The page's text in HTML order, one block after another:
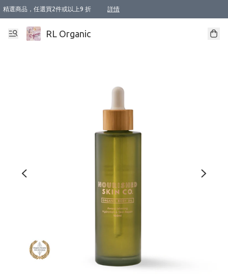
精選商品，任選買2件或以上9 折 詳情
XI周年優惠【新品自由選2件88折/3件85折】
XI周年優惠【Chakra 脈輪平衡自由選2件9折/3件85折/5件8折】
Florame 肌底自由選 2支9折 3支85折
XI周年優惠【蟲蟲退散 · 防衛結界﹞系列2件9折】
Sunki 任選2件95折
BIOFFICINA TOSCANA 任選2支9折 3支85折
Lamav 任選1件9折 2件85折
Mukti Organics 指定產品任選1件9折, 2件88折 3件85折
Intelligent Nutrients Skincare 任選2件9折
deodorant 任選2件88折
化妝品 任選2件95折
XI周年優惠【身心靈單品 任選2件9折/3件85折/5件8折】
XI周年優惠 【精油/香水 任選2件9折/3件85折/5件8折】
XI周年優惠【「關節到肌膚」全效養護 BODY OIL 組2件88折/3件85折】
XI周年優惠【夏日有機物理防曬套裝2件88折】
XI周年優惠【夏日潔面隨意選2件88折/3件85折】
XI周年優惠【逆齡奇蹟抗氧 11 自由選2件88折/3件85折/4件或以上8折】
新會員首次購物即享全單 95 折優惠！
成為VIP / VVIP 可享有生日月現金扣減獎賞優惠 !! 記得去賬户資料填上生日日期啦 !
選用順豐速運，滿$500 免運費
本地速遞 京東 送住宅/ 工商地址 $400 免運費
澳門訂單選用順豐速運，滿$800 免運費
RL Organic